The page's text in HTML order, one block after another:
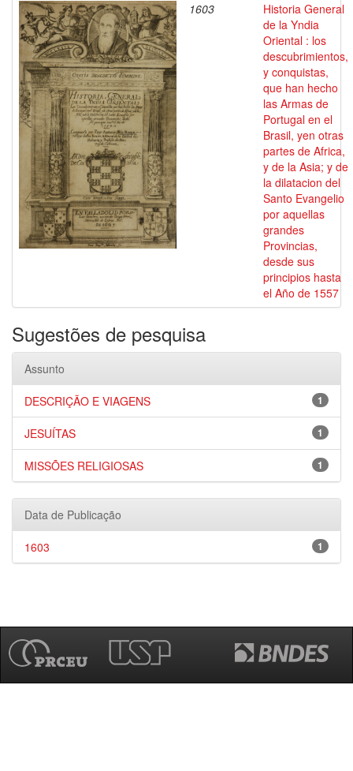
1603
Historia General
de la Yndia
Oriental : los
descubrimientos,
y conquistas,
que han hecho
las Armas de
Portugal en el
Brasil, yen otras
partes de Africa,
y de la Asia; y de
la dilatacion del
Santo Evangelio
por aquellas
grandes
Provincias,
desde sus
principios hasta
el Año de 1557
Sugestões de pesquisa
Assunto
1
DESCRIÇÃO E VIAGENS
1
JESUÍTAS
1
MISSÕES RELIGIOSAS
Data de Publicação
1
1603